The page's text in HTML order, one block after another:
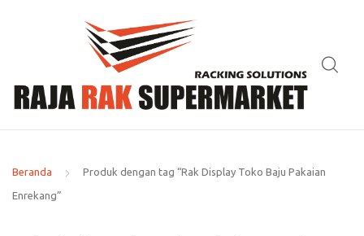
Beranda Produk dengan tag “Rak Display Toko Baju Pakaian
Enrekang”